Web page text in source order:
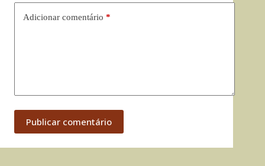
Adicionar comentário *
Publicar comentário